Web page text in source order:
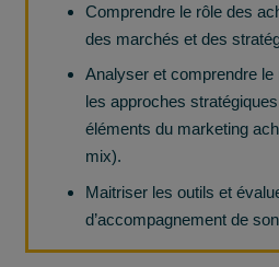
Comprendre le rôle des
des marchés et des
Analyser et comprendre le
les approches
éléments du marketing
mix).
Maitriser les outils et
d’accompagnement de